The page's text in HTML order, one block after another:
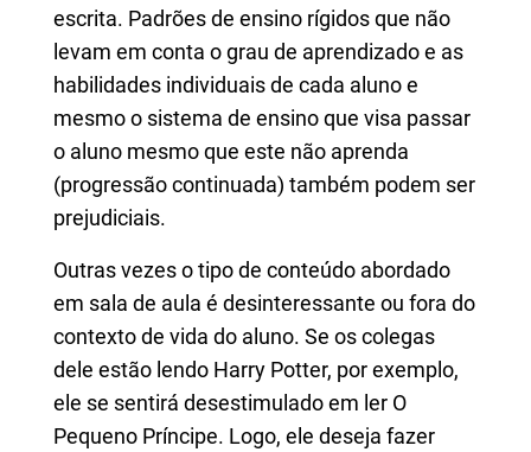
escrita. Padrões de ensino rígidos que não
levam em conta o grau de aprendizado e as
habilidades individuais de cada aluno e
mesmo o sistema de ensino que visa passar
o aluno mesmo que este não aprenda
(progressão continuada) também podem ser
prejudiciais.
Outras vezes o tipo de conteúdo abordado
em sala de aula é desinteressante ou fora do
contexto de vida do aluno. Se os colegas
dele estão lendo Harry Potter, por exemplo,
ele se sentirá desestimulado em ler O
Pequeno Príncipe. Logo, ele deseja fazer